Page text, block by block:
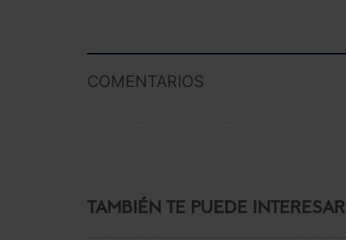
COMENTARIOS
TAMBIÉN TE PUEDE INTERESAR